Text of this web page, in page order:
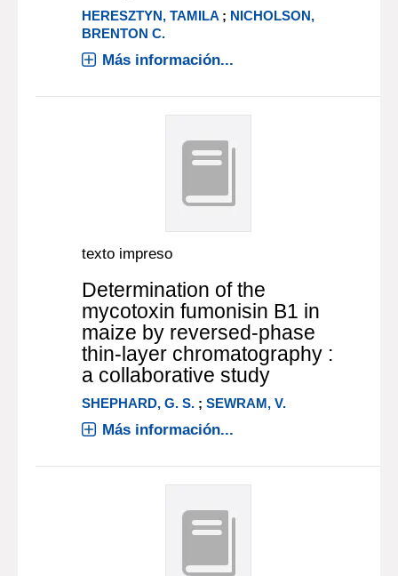
HERESZTYN, TAMILA ; NICHOLSON,
BRENTON C.
Más información...
texto impreso
Determination of the
mycotoxin fumonisin B1 in
maize by reversed-phase
thin-layer chromatography :
a collaborative study
SHEPHARD, G. S. ;SEWRAM, V.
Más información...